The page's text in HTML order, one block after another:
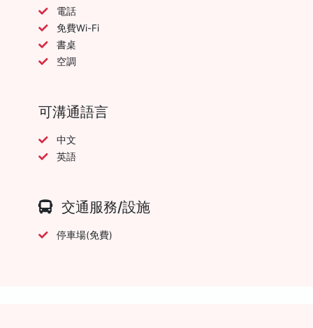
電話
免費Wi-Fi
書桌
空調
可溝通語言
中文
英語
交通服務/設施
停車場(免費)